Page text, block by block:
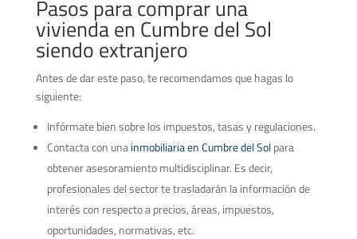
Pasos para comprar una
vivienda en Cumbre del Sol
siendo extranjero
Antes de dar este paso, te recomendamos que hagas lo
siguiente:
Infórmate bien sobre los impuestos, tasas y regulaciones.
Contacta con unainmobiliaria en Cumbre del Solpara
obtener asesoramiento multidisciplinar. Es decir,
profesionales del sector te trasladarán la información de
interés con respecto a precios, áreas, impuestos,
oportunidades, normativas, etc.